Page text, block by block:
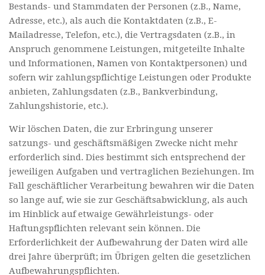
Bestands- und Stammdaten der Personen (z.B., Name,
Adresse, etc.), als auch die Kontaktdaten (z.B., E-
Mailadresse, Telefon, etc.), die Vertragsdaten (z.B., in
Anspruch genommene Leistungen, mitgeteilte Inhalte
und Informationen, Namen von Kontaktpersonen) und
sofern wir zahlungspflichtige Leistungen oder Produkte
anbieten, Zahlungsdaten (z.B., Bankverbindung,
Zahlungshistorie, etc.).
Wir löschen Daten, die zur Erbringung unserer
satzungs- und geschäftsmäßigen Zwecke nicht mehr
erforderlich sind. Dies bestimmt sich entsprechend der
jeweiligen Aufgaben und vertraglichen Beziehungen. Im
Fall geschäftlicher Verarbeitung bewahren wir die Daten
so lange auf, wie sie zur Geschäftsabwicklung, als auch
im Hinblick auf etwaige Gewährleistungs- oder
Haftungspflichten relevant sein können. Die
Erforderlichkeit der Aufbewahrung der Daten wird alle
drei Jahre überprüft; im Übrigen gelten die gesetzlichen
Aufbewahrungspflichten.